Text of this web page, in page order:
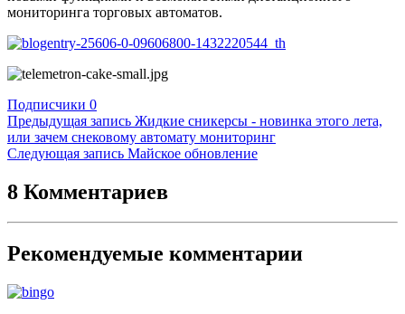
мониторинга торговых автоматов.
Подписчики 0
Предыдущая запись Жидкие сникерсы - новинка этого лета,
или зачем снековому автомату мониторинг
Следующая запись Майское обновление
8 Комментариев
Рекомендуемые комментарии